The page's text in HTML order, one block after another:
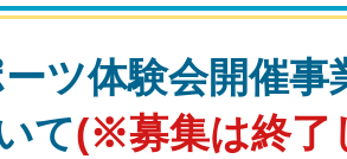
ツ体験会開催事
て(※募集は終了